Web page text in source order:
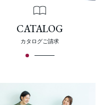
CATALOG
カタログご請求